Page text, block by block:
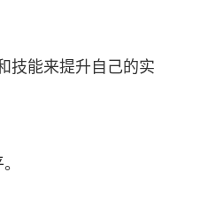
技能来提升自己的实